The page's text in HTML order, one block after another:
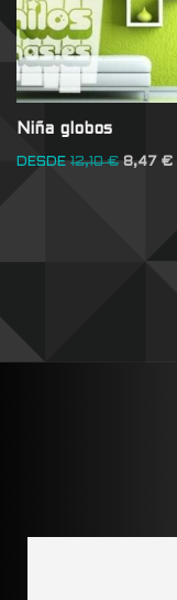
Niña globos
DESDE 12,10€ 8,47 €